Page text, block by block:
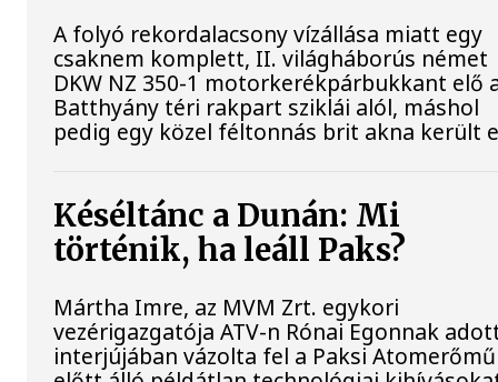
A folyó rekordalacsony vízállása miatt egy
csaknem komplett, II. világháborús német
DKW NZ 350-1 motorkerékpárbukkant elő
Batthyány téri rakpart sziklái alól, máshol
pedig egy közel féltonnás brit akna került
Késéltánc a Dunán: Mi
történik, ha leáll Paks?
Mártha Imre, az MVM Zrt. egykori
vezérigazgatója ATV-n Rónai Egonnak
interjújában vázolta fel a Paksi Atomerőmű